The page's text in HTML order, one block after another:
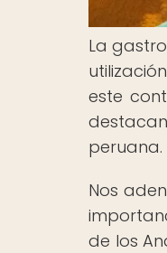
La
este
peruana.
Nos
de los